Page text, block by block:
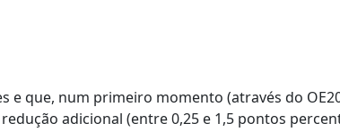
e que, num primeiro momento (através do
adicional (entre 0,25 e 1,5 pontos